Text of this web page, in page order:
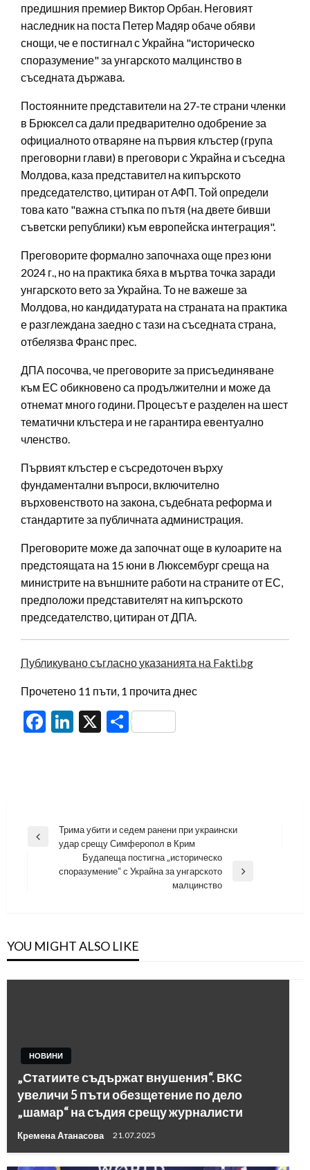
предишния премиер Виктор Орбан. Неговият
наследник на поста Петер Мадяр обаче обяви
снощи, че е постигнал с Украйна "историческо
споразумение" за унгарското малцинство в
съседната държава.
Постоянните представители на 27-те страни членки
в Брюксел са дали предварително одобрение за
официалното отваряне на първия клъстер (група
преговорни глави) в преговори с Украйна и съседна
Молдова, каза представител на кипърското
председателство, цитиран от АФП. Той определи
това като "важна стъпка по пътя (на двете бивши
съветски републики) към европейска интеграция".
Преговорите формално започнаха още през юни
2024 г., но на практика бяха в мъртва точка заради
унгарското вето за Украйна. То не важеше за
Молдова, но кандидатурата на страната на практика
е разглеждана заедно с тази на съседната страна,
отбелязва Франс прес.
ДПА посочва, че преговорите за присъединяване
към ЕС обикновено са продължителни и може да
отнемат много години. Процесът е разделен на шест
тематични клъстера и не гарантира евентуално
членство.
Първият клъстер е съсредоточен върху
фундаментални въпроси, включително
върховенството на закона, съдебната реформа и
стандартите за публичната администрация.
Преговорите може да започнат още в кулоарите на
предстоящата на 15 юни в Люксембург среща на
министрите на външните работи на страните от ЕС,
предположи представителят на кипърското
председателство, цитиран от ДПА.
Публикувано съгласно указанията на Fakti.bg
Прочетено 11 пъти, 1 прочита днес
Facebook
LinkedIn
X Share
Навигация
Previous
Трима убити и седем ранени при украински
удар срещу Симферопол в Крим
Next
Будапеща постигна „историческо
споразумение“ с Украйна за унгарското
малцинство
YOU MIGHT ALSO LIKE
НОВИНИ
„Статиите съдържат внушения“. ВКС
увеличи 5 пъти обезщетение по дело
„шамар“ на съдия срещу журналисти
Кремена Атанасова 21.07.2025